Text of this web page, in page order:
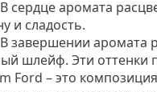
сердце аромата
и сладость.
завершении аромата
шлейф. Эти оттенки
Ford – это